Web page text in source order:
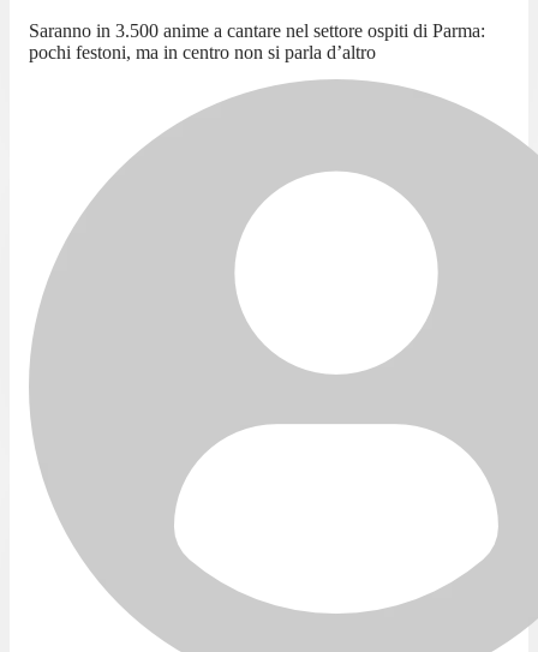
Saranno in 3.500 anime a cantare nel settore ospiti di Parma:
pochi festoni, ma in centro non si parla d’altro